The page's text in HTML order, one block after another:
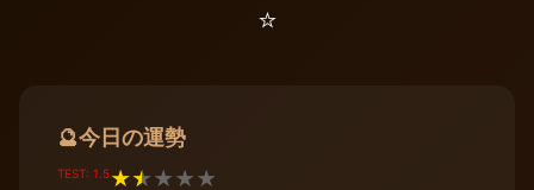
⭐️
🔮今日の運勢
TEST: 1.5★★★★★